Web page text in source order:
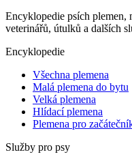
Encyklopedie psích plemen,
veterinářů, útulků a dalších
Encyklopedie
Všechna plemena
Malá plemena do bytu
Velká plemena
Hlídací plemena
Plemena pro
Služby pro psy